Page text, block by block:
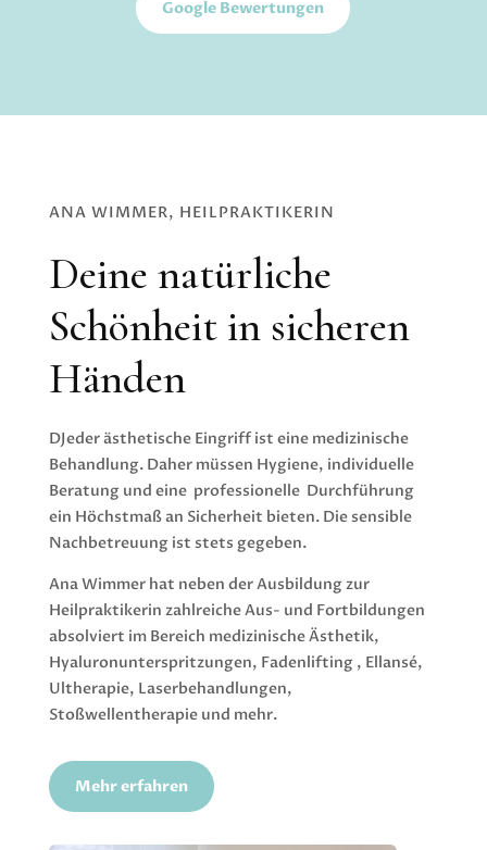
Google Bewertungen
ANA WIMMER, HEILPRAKTIKERIN
Deine natürliche
Schönheit in sicheren
Händen
DJeder ästhetische Eingriff ist eine medizinische
Behandlung. Daher müssen Hygiene, individuelle
Beratung und eine professionelle Durchführung
ein Höchstmaß an Sicherheit bieten. Die sensible
Nachbetreuung ist stets gegeben.
Ana Wimmer hat neben der Ausbildung zur
Heilpraktikerin zahlreiche Aus- und Fortbildungen
absolviert im Bereich medizinische Ästhetik,
Hyaluronunterspritzungen, Fadenlifting , Ellansé,
Ultherapie, Laserbehandlungen,
Stoßwellentherapie und mehr.
Mehr erfahren